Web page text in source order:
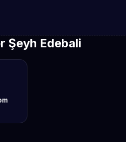
Şeyh Edebali